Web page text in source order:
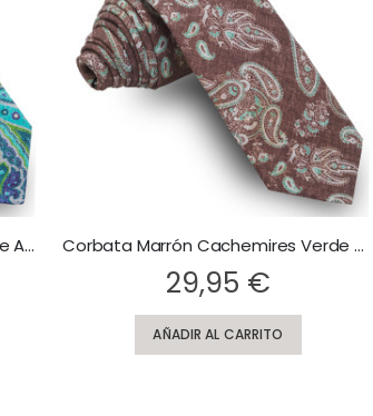
Corbata Verde Cachemires Verde Agua y Azul Corbata Marrón Cachemires Verde Turquesa
29,95 €
AÑADIR AL CARRITO